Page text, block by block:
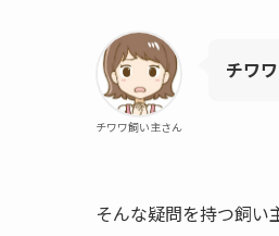
チワワ飼い主さん
チワ
そんな疑問を持つ飼い